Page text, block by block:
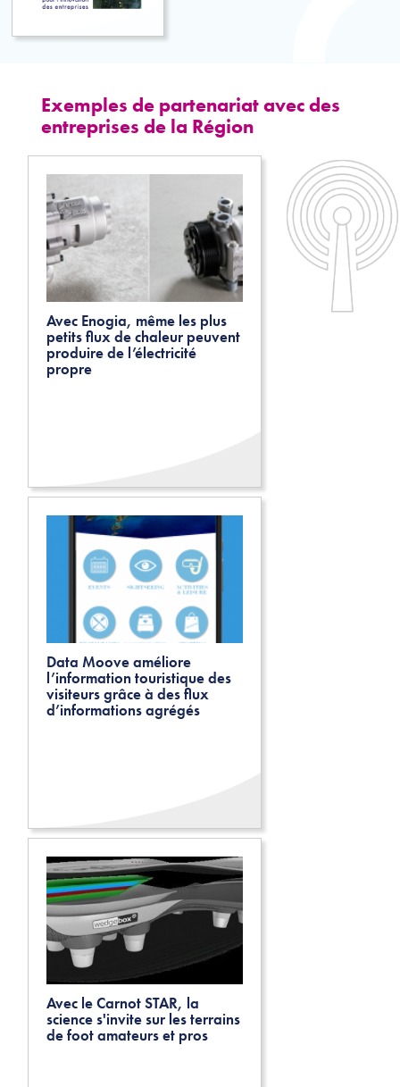
l’innovation
Exemples de partenariat avec des
entreprises de la Région
Avec Enogia, même les plus
petits flux de chaleur peuvent
produire de l’électricité
propre
Data Moove améliore
l’information touristique des
visiteurs grâce à des flux
d’informations agrégés
Avec le Carnot STAR, la
science s'invite sur les terrains
de foot amateurs et pros